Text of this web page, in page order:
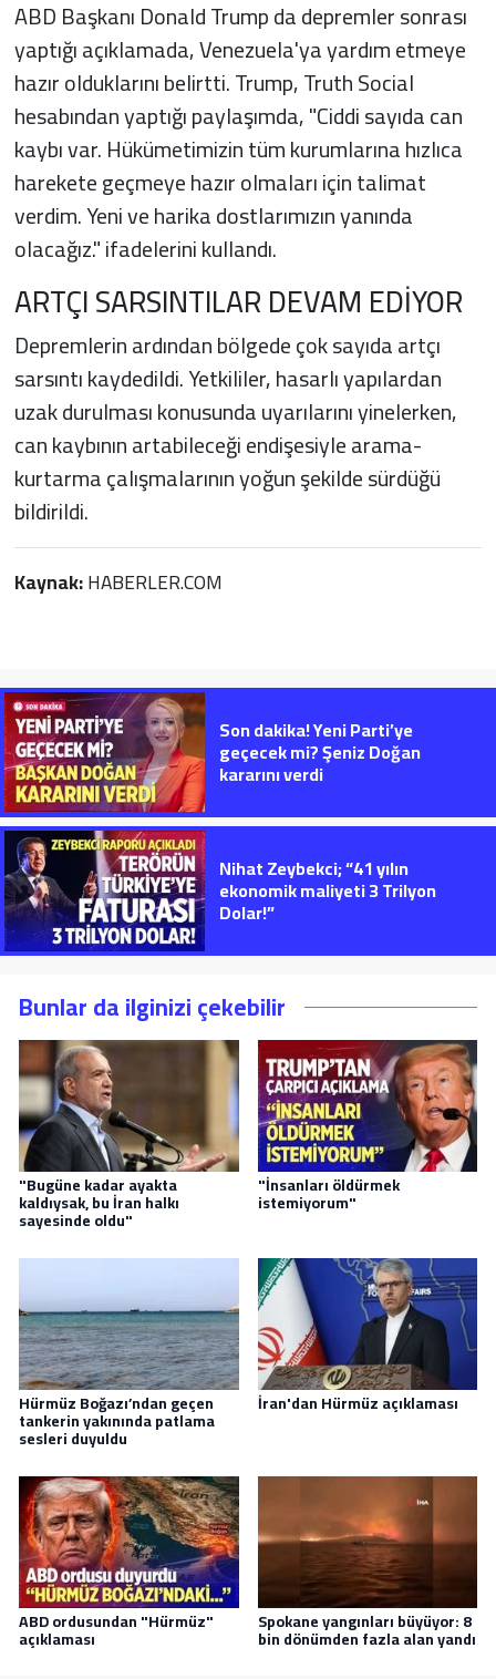
ABD Başkanı Donald Trump da depremler sonrası
yaptığı açıklamada, Venezuela'ya yardım etmeye
hazır olduklarını belirtti. Trump, Truth Social
hesabından yaptığı paylaşımda, "Ciddi sayıda can
kaybı var. Hükümetimizin tüm kurumlarına hızlıca
harekete geçmeye hazır olmaları için talimat
verdim. Yeni ve harika dostlarımızın yanında
olacağız." ifadelerini kullandı.
ARTÇI SARSINTILAR DEVAM EDİYOR
Depremlerin ardından bölgede çok sayıda artçı
sarsıntı kaydedildi. Yetkililer, hasarlı yapılardan
uzak durulması konusunda uyarılarını yinelerken,
can kaybının artabileceği endişesiyle arama-
kurtarma çalışmalarının yoğun şekilde sürdüğü
bildirildi.
Kaynak:HABERLER.COM
Son dakika! Yeni Parti’ye
geçecek mi? Şeniz Doğan
kararını verdi
Nihat Zeybekci; “41 yılın
ekonomik maliyeti 3 Trilyon
Dolar!”
Bunlar da ilginizi çekebilir
"Bugüne kadar ayakta
kaldıysak, bu İran halkı
sayesinde oldu"
"İnsanları öldürmek
istemiyorum"
Hürmüz Boğazı’ndan geçen
tankerin yakınında patlama
sesleri duyuldu
İran'dan Hürmüz açıklaması
ABD ordusundan "Hürmüz"
açıklaması
Spokane yangınları büyüyor: 8
bin dönümden fazla alan yandı